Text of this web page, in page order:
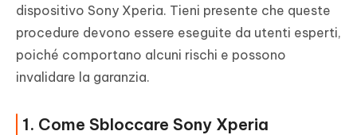
dispositivo Sony Xperia. Tieni presente che queste
procedure devono essere eseguite da utenti esperti,
poiché comportano alcuni rischi e possono
invalidare la garanzia.
1. Come Sbloccare Sony Xperia